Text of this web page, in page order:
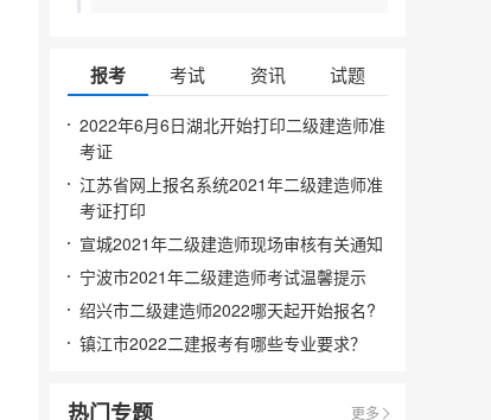
报考 考试 资讯 试题
2022年6月6日湖北开始打印二级建造师准
考证
江苏省网上报名系统2021年二级建造师准
考证打印
宣城2021年二级建造师现场审核有关通知
宁波市2021年二级建造师考试温馨提示
绍兴市二级建造师2022哪天起开始报名?
镇江市2022二建报考有哪些专业要求？
热门专题 更多